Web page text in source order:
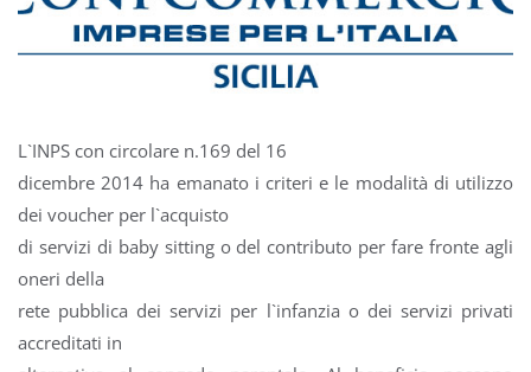
L`INPS con circolare n.169 del 16
dicembre 2014 ha emanato i criteri e le modalità di utilizzo
dei voucher per l`acquisto
di servizi di baby sitting o del contributo per fare fronte agli
oneri della
rete pubblica dei servizi per l`infanzia o dei servizi privati
accreditati in